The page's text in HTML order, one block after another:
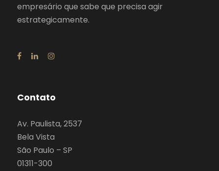
empresário que sabe que precisa agir
estrategicamente.
Contato
Av. Paulista, 2537
Bela Vista
São Paulo – SP
01311-300